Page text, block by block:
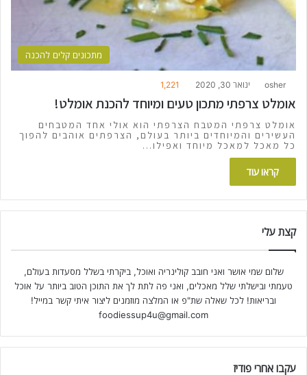
מתכונים קלים להכנה
osher ינואר 30, 2020 1,221
אומלט צרפתי מתכון טעים ומיוחד להכנת אומלט!
אומלט צרפתי המטבח הצרפתי הוא אולי אחד המטבחים
העשירים והמיוחדים ביותר בעולם, הצרפתים אוהבים להפוך
כל מאכל למאכל מיוחד ואפילו…
קראו עוד
קצת עלי
שלום שמי אושר ואני חובב קולינריה ואוכל, ביקרתי בשלל מסעדות בעולם,
טעמתי ובישלתי שלל מאכלים, ואני פה לתת לך את התוכן הטוב ביותר על אוכל
ובריאות! לכל שאלה שת"פ או המלצה מוזמנים ליצור איתי קשר במייל!
foodiessup4u@gmail.com
עקבו אחרי פודיז